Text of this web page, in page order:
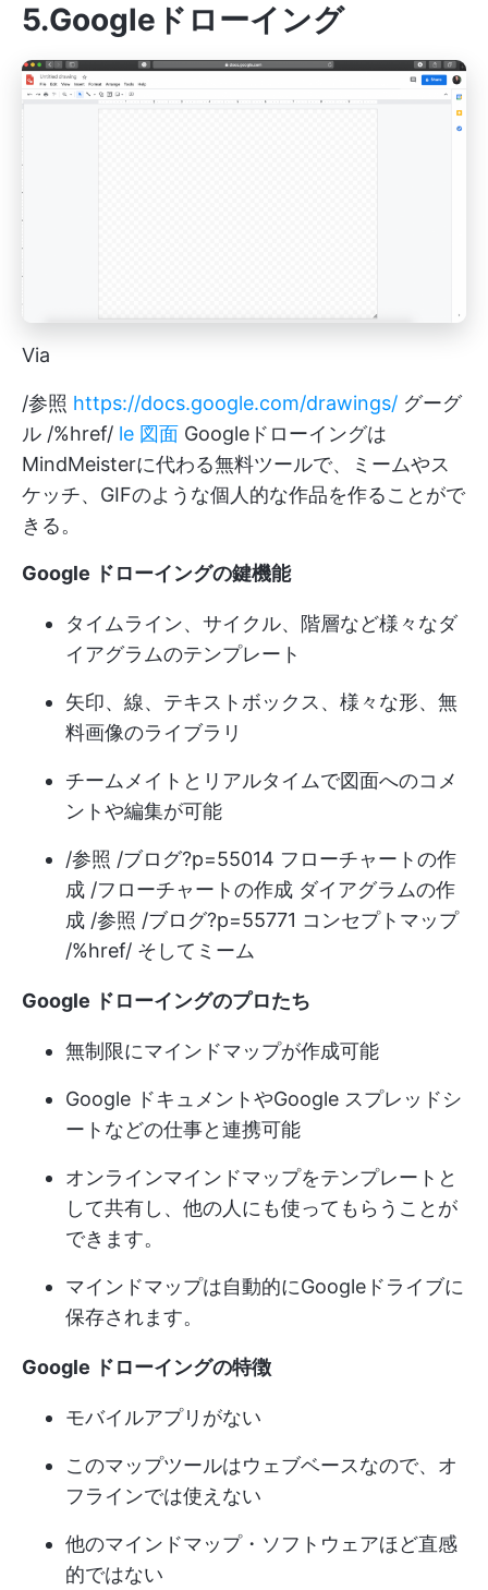
5.Googleドローイング
Via
/参照 https://docs.google.com/drawings/ グーグ
ル /%href/ le 図面 Googleドローイングは
MindMeisterに代わる無料ツールで、ミームやス
ケッチ、GIFのような個人的な作品を作ることがで
きる。
Google ドローイングの鍵機能
タイムライン、サイクル、階層など様々なダ
イアグラムのテンプレート
矢印、線、テキストボックス、様々な形、無
料画像のライブラリ
チームメイトとリアルタイムで図面へのコメ
ントや編集が可能
/参照 /ブログ?p=55014 フローチャートの作
成 /フローチャートの作成 ダイアグラムの作
成 /参照 /ブログ?p=55771 コンセプトマップ
/%href/ そしてミーム
Google ドローイングのプロたち
無制限にマインドマップが作成可能
Google ドキュメントやGoogle スプレッドシ
ートなどの仕事と連携可能
オンラインマインドマップをテンプレートと
して共有し、他の人にも使ってもらうことが
できます。
マインドマップは自動的にGoogleドライブに
保存されます。
Google ドローイングの特徴
モバイルアプリがない
このマップツールはウェブベースなので、オ
フラインでは使えない
他のマインドマップ・ソフトウェアほど直感
的ではない